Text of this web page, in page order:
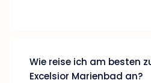
Wie reise ich am besten
Excelsior Marienbad an?